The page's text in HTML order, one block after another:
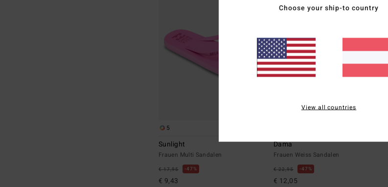
5
Sunlight
Frauen Multi Sandalen
€ 17,95 47%
€ 9,43
Dama
Frauen Weiss Sandalen
€ 22,95 47%
€ 12,05
Choose your ship-to country
View all countries